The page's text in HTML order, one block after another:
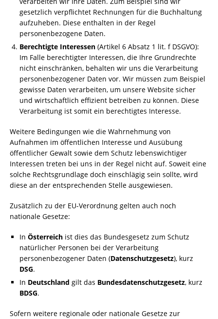
gesetzlich verpflichtet Rechnungen für die Buchhaltung
aufzuheben. Diese enthalten in der Regel
personenbezogene Daten.
Berechtigte Interessen (Artikel 6 Absatz 1 lit. f DSGVO):
Im Falle berechtigter Interessen, die Ihre Grundrechte
nicht einschränken, behalten wir uns die Verarbeitung
personenbezogener Daten vor. Wir müssen zum Beispiel
gewisse Daten verarbeiten, um unsere Website sicher
und wirtschaftlich effizient betreiben zu können. Diese
Verarbeitung ist somit ein berechtigtes Interesse.
Weitere Bedingungen wie die Wahrnehmung von
Aufnahmen im öffentlichen Interesse und Ausübung
öffentlicher Gewalt sowie dem Schutz lebenswichtiger
Interessen treten bei uns in der Regel nicht auf. Soweit eine
solche Rechtsgrundlage doch einschlägig sein sollte, wird
diese an der entsprechenden Stelle ausgewiesen.
Zusätzlich zu der EU-Verordnung gelten auch noch
nationale Gesetze:
In Österreich ist dies das Bundesgesetz zum Schutz
natürlicher Personen bei der Verarbeitung
personenbezogener Daten (Datenschutzgesetz), kurz
DSG.
In Deutschland gilt das Bundesdatenschutzgesetz, kurz
BDSG.
Sofern weitere regionale oder nationale Gesetze zur